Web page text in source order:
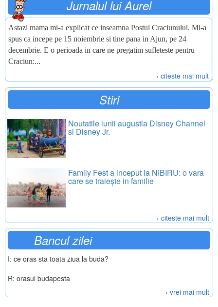
Jurnalul lui Aurel
Astazi mama mi-a explicat ce inseamna Postul Craciunului. Mi-a
spus ca incepe pe 15 noiembrie si tine pana in Ajun, pe 24
decembrie. E o perioada in care ne pregatim sufleteste pentru
Craciun:...
› citeste mai mult
Stiri
Noutatile lunii augustla Disney Channel
si Disney Jr.
Family Fest a inceput la NIBIRU: o vara
care se traiește in familie
› citeste mai mult
Bancul zilei
I: ce oras sta toata ziua la buda?
R: orasul budapesta
› vrei mai mult